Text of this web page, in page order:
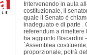
Intervenendo in aula
costituzionale, il
quale il Senato è
inadeguato e di parte .
referendum a rimettere
ha aggiunto Biscardini
´Assemblea
proporzionale, potrà